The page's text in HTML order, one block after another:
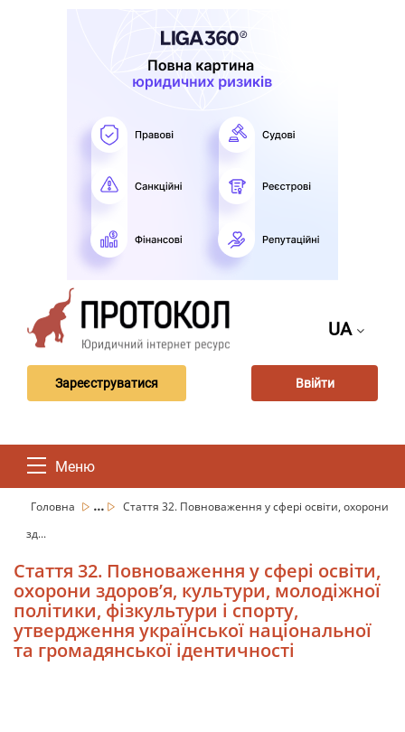
UA
Зареєструватися Ввійти
Меню
Головна ...
Стаття 32. Повноваження у сфері освіти, охорони
зд...
Стаття 32. Повноваження у сфері освіти,
охорони здоров’я, культури, молодіжної
політики, фізкультури і спорту,
утвердження української національної
та громадянської ідентичності